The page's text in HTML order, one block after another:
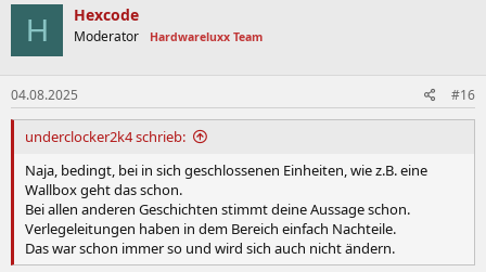
k
t
o
n
e
n
:
H Hexcode
Moderator Hardwareluxx Team
04.08.2025 #16
underclocker2k4 schrieb:
Naja, bedingt, bei in sich geschlossenen Einheiten, wie z.B. eine
Wallbox geht das schon.
Bei allen anderen Geschichten stimmt deine Aussage schon.
Verlegeleitungen haben in dem Bereich einfach Nachteile.
Das war schon immer so und wird sich auch nicht ändern.